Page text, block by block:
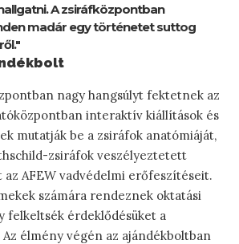
A zsiráfközpontban
madár egy történetet suttog
nagy hangsúlyt fektetnek az
interaktív kiállítások és
mutatják be a zsiráfok anatómiáját,
zsiráfok veszélyeztetett
az AFEW vadvédelmi erőfeszítéseit.
számára rendeznek oktatási
felkeltsék érdeklődésüket a
élmény végén az ajándékboltban